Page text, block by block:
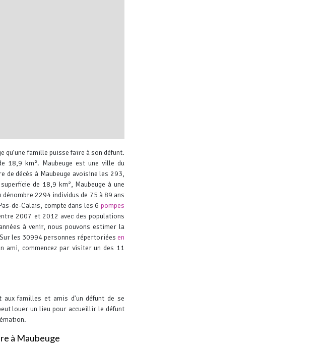
, © OpenStreetMap contributeurs
qu’une famille puisse faire à son défunt.
18,9 km². Maubeuge est une ville du
de décès à Maubeuge avoisine les 293,
de 18,9 km², Maubeuge à une
2294 individus de 75 à 89 ans
de-Calais, compte dans les 6 pompes
2007 et 2012 avec des populations
à venir, nous pouvons estimer la
les 30994 personnes répertoriées en
ami, commencez par visiter un des 11
familles et amis d’un défunt de se
louer un lieu pour accueillir le défunt
à Maubeuge